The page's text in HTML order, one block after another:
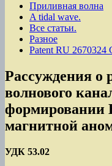
Приливная волна
A tidal wave.
Все статьи.
Разное
Patent RU 2670324
Рассуждения о
волнового
формировании
магнитной
УДК 53.02